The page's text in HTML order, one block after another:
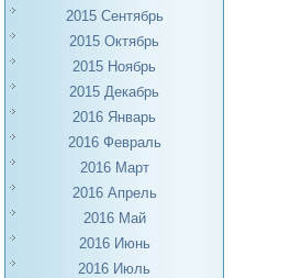
2015 Сентябрь
2015 Октябрь
2015 Ноябрь
2015 Декабрь
2016 Январь
2016 Февраль
2016 Март
2016 Апрель
2016 Май
2016 Июнь
2016 Июль